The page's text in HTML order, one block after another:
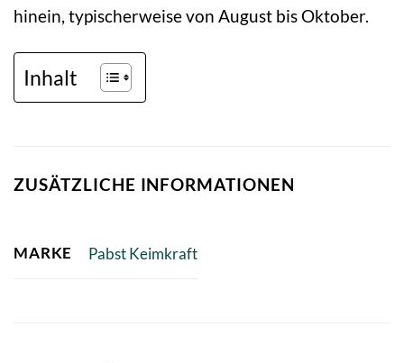
hinein, typischerweise von August bis Oktober.
Inhalt
ZUSÄTZLICHE INFORMATIONEN
MARKE Pabst Keimkraft